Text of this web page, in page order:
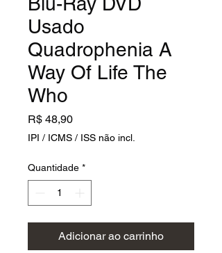
Usado
Quadrophenia A
Way Of Life The
Who
R$ 48,90Preço
IPI / ICMS / ISS não incl.
Quantidade *
Adicionar ao carrinho